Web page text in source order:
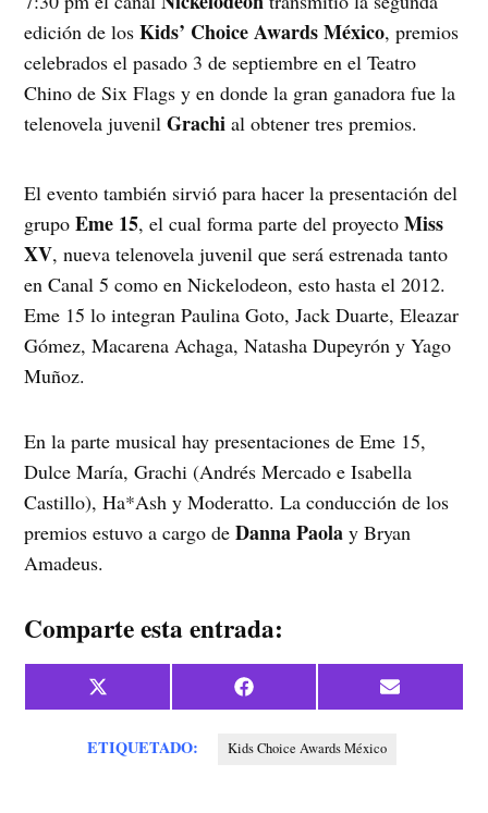
edición de losKids’ Choice Awards México, premios
celebrados el pasado 3 de septiembre en el Teatro
Chino de Six Flags y en donde la gran ganadora fue la
telenovela juvenilGrachi al obtener tres premios.
El evento también sirvió para hacer la presentación del
grupoEme 15, el cual forma parte del proyectoMiss
XV, nueva telenovela juvenil que será estrenada tanto
en Canal 5 como en Nickelodeon, esto hasta el 2012.
Eme 15 lo integran Paulina Goto, Jack Duarte, Eleazar
Gómez, Macarena Achaga, Natasha Dupeyrón y Yago
Muñoz.
En la parte musical hay presentaciones de Eme 15,
Dulce María, Grachi (Andrés Mercado e Isabella
Castillo), Ha*Ash y Moderatto. La conducción de los
premios estuvo a cargo deDanna Paola y Bryan
Amadeus.
Comparte esta entrada:
Compartir
en
X
(Twitter)
Compartir
en
Facebook Compartir
en
Email
ETIQUETADO: Kids Choice Awards México